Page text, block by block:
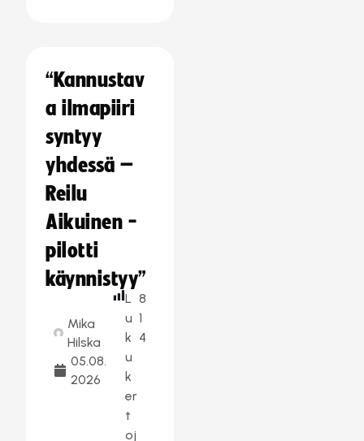
“Kannustav
a ilmapiiri
syntyy
yhdessä –
Reilu
Aikuinen -
pilotti
käynnistyy”
Mika
Hilska
05.08.
2026
L
u
k
u
k
er
t
oj
8
1
4